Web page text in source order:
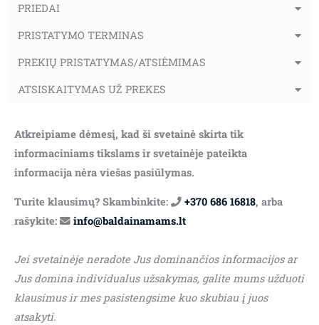
PRIEDAI
PRISTATYMO TERMINAS
PREKIŲ PRISTATYMAS/ATSIĖMIMAS
ATSISKAITYMAS UŽ PREKES
Atkreipiame dėmesį, kad ši svetainė skirta tik
informaciniams tikslams ir svetainėje pateikta
informacija nėra viešas pasiūlymas.
Turite klausimų? Skambinkite: +370 686 16818, arba
rašykite:
info@baldainamams.lt
Jei svetainėje neradote Jus dominančios informacijos ar
Jus domina individualus užsakymas, galite mums užduoti
klausimus ir mes pasistengsime kuo skubiau į juos
atsakyti.